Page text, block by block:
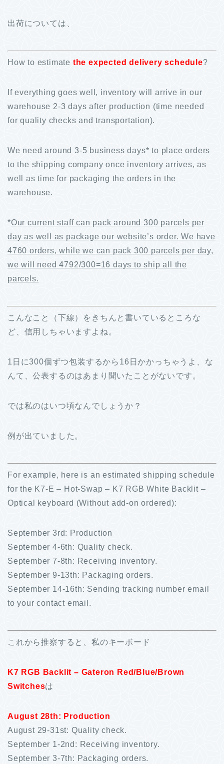
出荷については、
How to estimate the expected delivery schedule?
If everything goes well, inventory will arrive in our
warehouse 2-3 days after production (time needed
for quality checks and transportation).
We need around 3-5 business days* to place orders
to the shipping company once inventory arrives, as
well as time for packaging the orders in the
warehouse.
*Our current staff can pack around 300 parcels per
day as well as package our website’s order. We have
4760 orders, while we can pack 300 parcels per day,
we will need 4792/300=16 days to ship all the
parcels.
こんなこと（下線）をきちんと書いているところな
ど、信用しちゃいますよね。
1日に300個ずつ包装するから16日かかっちゃうよ、な
んて、公表するのはあまり聞いたことがないです。
では私のはいつ頃なんでしょうか？
例が出ていました。
For example, here is an estimated shipping schedule
for the K7-E – Hot-Swap – K7 RGB White Backlit –
Optical keyboard (Without add-on ordered):
September 3rd: Production
September 4-6th: Quality check.
September 7-8th: Receiving inventory.
September 9-13th: Packaging orders.
September 14-16th: Sending tracking number email
to your contact email.
これから推察すると、私のキーボード
K7 RGB Backlit – Gateron Red/Blue/Brown
Switchesは
August 28th: Production
August 29-31st: Quality check.
September 1-2nd: Receiving inventory.
September 3-7th: Packaging orders.